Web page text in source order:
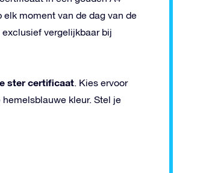
moment van de dag van de
vergelijkbaar bij
ster certificaat . Kies ervoor
kleur. Stel je